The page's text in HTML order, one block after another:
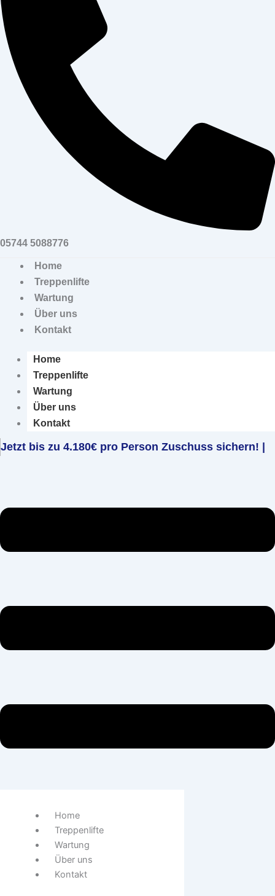
05744 5088776
Home
Treppenlifte
Wartung
Über uns
Kontakt
Home
Treppenlifte
Wartung
Über uns
Kontakt
Jetzt bis zu 4.180€ pro Person Zuschuss sichern!
Home
Treppenlifte
Wartung
Über uns
Kontakt